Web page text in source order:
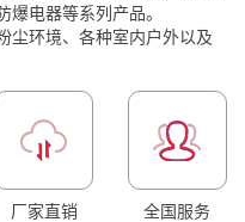
电器等系列产品。
尘环境、各种室内户外以及
厂家直销 全国服务